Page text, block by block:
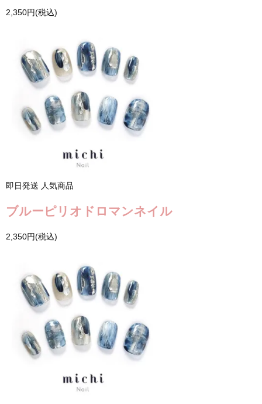
2,350円(税込)
即日発送 人気商品
ブルーピリオドロマンネイル
2,350円(税込)